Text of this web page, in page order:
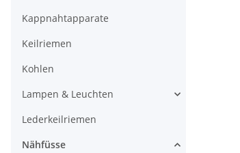
Kappnahtapparate
Keilriemen
Kohlen
Lampen & Leuchten
Lederkeilriemen
Nähfüsse